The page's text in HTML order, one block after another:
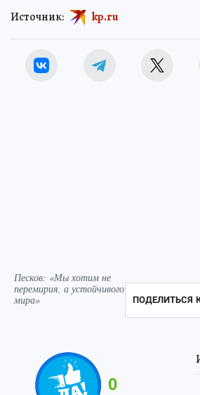
Источник: kp.ru
Песков: «Мы хотим не
перемирия, а устойчивого
мира»
ПОДЕЛИТЬСЯ
0